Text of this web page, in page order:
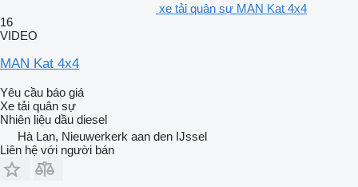
xe tải quân sự MAN Kat 4x4
16
VIDEO
MAN Kat 4x4
Yêu cầu báo giá
Xe tải quân sự
Nhiên liệu dầu diesel
Hà Lan, Nieuwerkerk aan den IJssel
Liên hệ với người bán